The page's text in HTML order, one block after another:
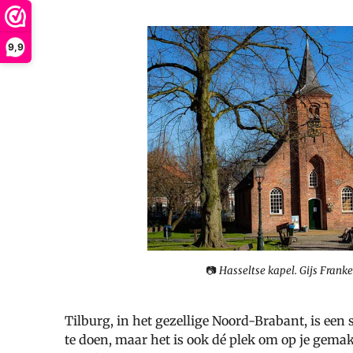
9,9
📷Hasseltse kapel. Gijs
Tilburg, in het gezellige Noord-Brabant, is
te doen, maar het is ook dé plek om op je